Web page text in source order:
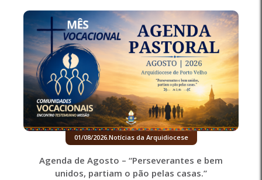
01/08/2026.Notícias da Arquidiocese
Agenda de Agosto – “Perseverantes e bem
unidos, partiam o pão pelas casas.”